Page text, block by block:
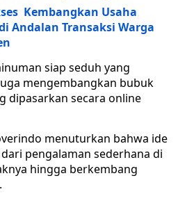
Kembangkan Usaha
Andalan Transaksi Warga
siap seduh yang
mengembangkan bubuk
dipasarkan secara online
menuturkan bahwa ide
pengalaman sederhana di
hingga berkembang